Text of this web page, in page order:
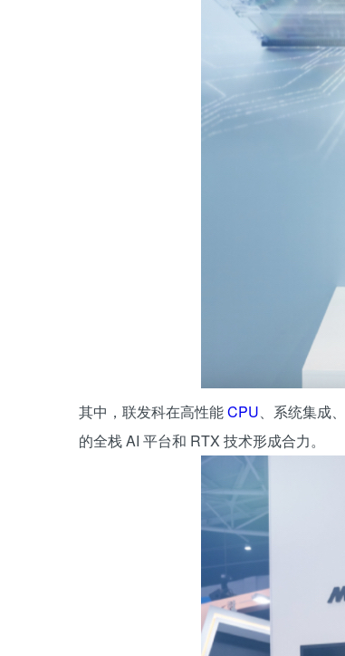
其中，联发科在高性能CPU、系统集成
的全栈 AI 平台和 RTX 技术形成合力。